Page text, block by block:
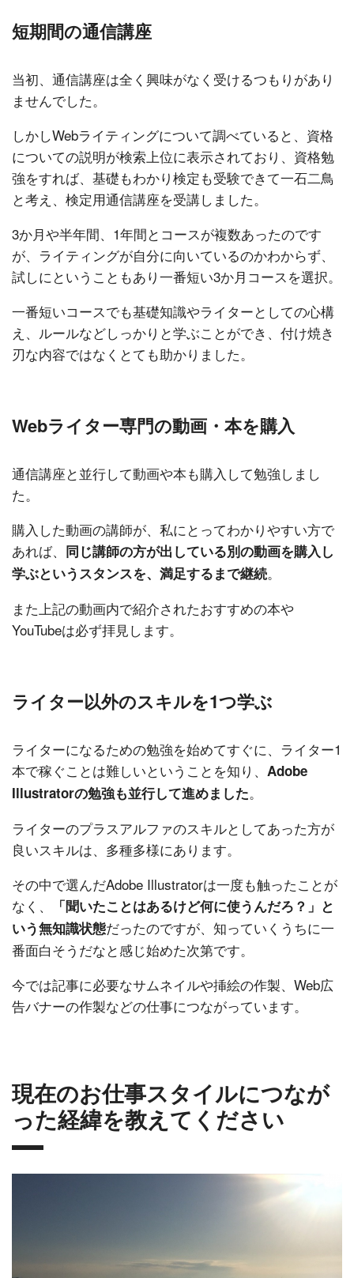
短期間の通信講座
当初、通信講座は全く興味がなく受けるつもりがあり
ませんでした。
しかしWebライティングについて調べていると、資格
についての説明が検索上位に表示されており、資格勉
強をすれば、基礎もわかり検定も受験できて一石二鳥
と考え、検定用通信講座を受講しました。
3か月や半年間、1年間とコースが複数あったのです
が、ライティングが自分に向いているのかわからず、
試しにということもあり一番短い3か月コースを選択。
一番短いコースでも基礎知識やライターとしての心構
え、ルールなどしっかりと学ぶことができ、付け焼き
刃な内容ではなくとても助かりました。
Webライター専門の動画・本を購入
通信講座と並行して動画や本も購入して勉強しまし
た。
購入した動画の講師が、私にとってわかりやすい方で
あれば、 同じ講師の方が出している別の動画を購入し
学ぶというスタンスを、満足するまで継続。
また上記の動画内で紹介されたおすすめの本や
YouTubeは必ず拝見します。
ライター以外のスキルを1つ学ぶ
ライターになるための勉強を始めてすぐに、ライター1
本で稼ぐことは難しいということを知り、 Adobe
Illustratorの勉強も並行して進めました。
ライターのプラスアルファのスキルとしてあった方が
良いスキルは、多種多様にあります。
その中で選んだAdobe Illustratorは一度も触ったことが
なく、
「聞いたことはあるけど何に使うんだろ？」と
いう無知識状態だったのですが、知っていくうちに一
番面白そうだなと感じ始めた次第です。
今では記事に必要なサムネイルや挿絵の作製、Web広
告バナーの作製などの仕事につながっています。
現在のお仕事スタイルにつなが
った経緯を教えてください